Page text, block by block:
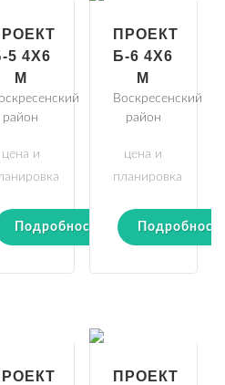
5 4Х6
М
район
цена и
Подробности
ПРОЕКТ
Б-6 4Х6
М
Воскресенский
район
цена и
планировка
ПРОЕКТ